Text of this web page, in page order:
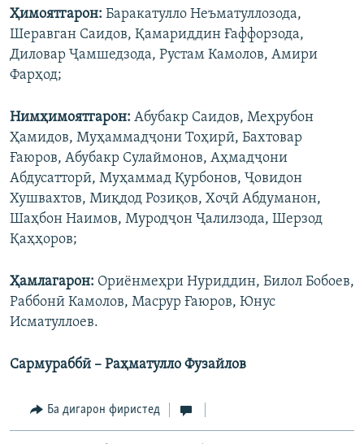
Ҳимоятгарон: Баракатулло Неъматуллозода,
Шеравган Саидов, Қамариддин Ғаффорзода,
Диловар Ҷамшедзода, Рустам Камолов, Амири
Фарҳод;
Нимҳимоятгарон: Абубакр Саидов, Меҳрубон
Ҳамидов, Муҳаммадҷони Тоҳирӣ, Бахтовар
Ғаюров, Абубакр Сулаймонов, Аҳмадҷони
Абдусатторӣ, Муҳаммад Қурбонов, Ҷовидон
Хушвахтов, Миқдод Розиқов, Хоҷӣ Абдуманон,
Шаҳбон Наимов, Муродҷон Ҷалилзода, Шерзод
Қаҳҳоров;
Ҳамлагарон: Ориёнмеҳри Нуриддин, Билол Бобоев,
Раббонӣ Камолов, Масрур Ғаюров, Юнус
Исматуллоев.
Сармураббӣ – Раҳматулло Фузайлов
Ба дигарон фиристед